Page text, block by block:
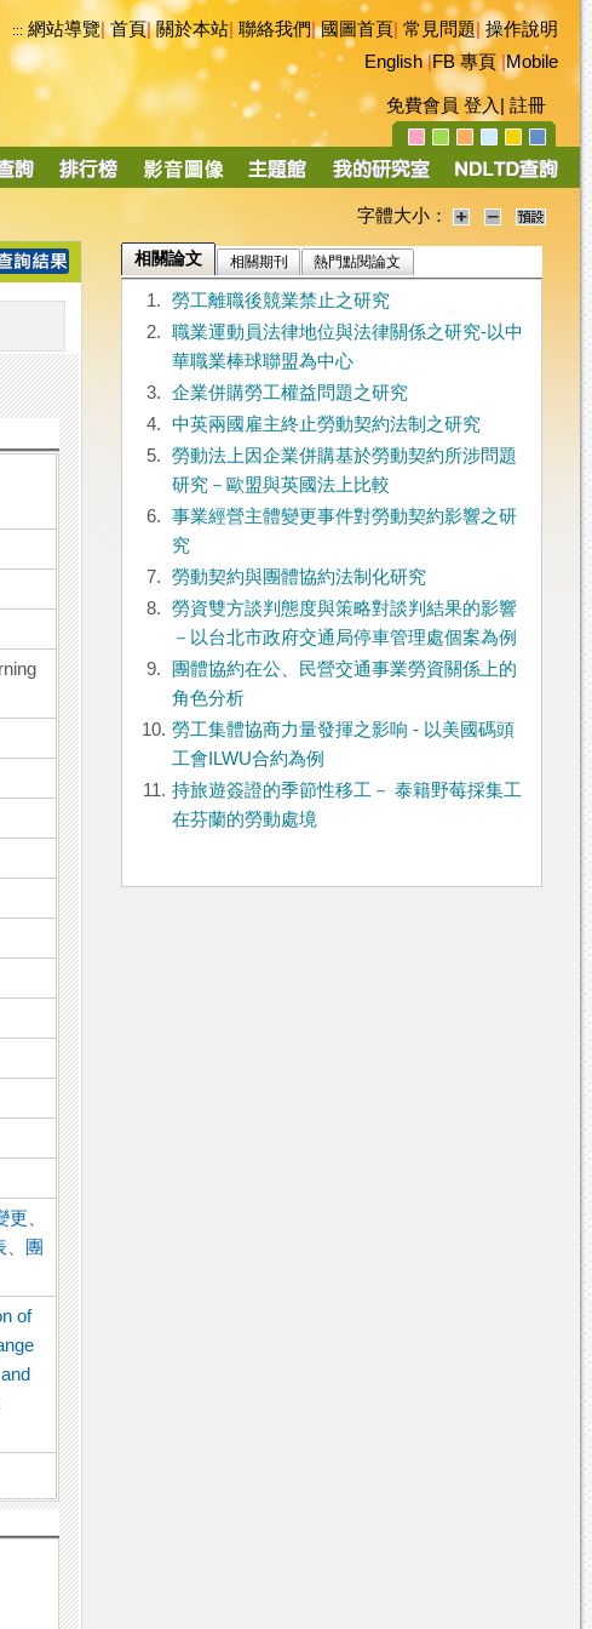
::: 網站導覽|首頁|關於本站 聯絡我們|國圖首頁 常見問題|操作說明
English|FB 專頁|Mobile
免費會員 登入 註冊
字體大小：
更
團
of
相關論文 相關期刊 熱門點閱論文
1.
勞工離職後競業禁止之研究
2.
職業運動員法律地位與法律關係之研究-以中
華職業棒球聯盟為中心
3.
企業併購勞工權益問題之研究
4.
中英兩國雇主終止勞動契約法制之研究
5.
勞動法上因企業併購基於勞動契約所涉問題
研究－歐盟與英國法上比較
6.
事業經營主體變更事件對勞動契約影響之研
究
7.
勞動契約與團體協約法制化研究
8.
勞資雙方談判態度與策略對談判結果的影響
－以台北市政府交通局停車管理處個案為例
9.
團體協約在公、民營交通事業勞資關係上的
角色分析
10. 勞工集體協商力量發揮之影响 - 以美國碼頭
工會ILWU合約為例
11. 持旅遊簽證的季節性移工－ 泰籍野莓採集工
在芬蘭的勞動處境